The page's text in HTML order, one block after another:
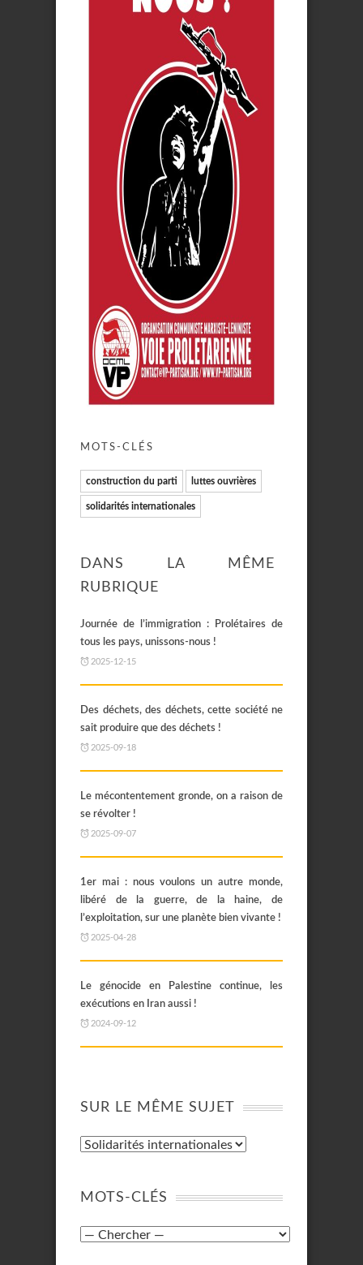
MOTS-CLÉS
construction du parti luttes ouvrières
solidarités internationales
DANS LA MÊME
RUBRIQUE
Journée de l’immigration : Prolétaires de
tous les pays, unissons-nous !
2025-12-15
Des déchets, des déchets, cette société ne
sait produire que des déchets !
2025-09-18
Le mécontentement gronde, on a raison de
se révolter !
2025-09-07
1er mai : nous voulons un autre monde,
libéré de la guerre, de la haine, de
l’exploitation, sur une planète bien vivante !
2025-04-28
Le génocide en Palestine continue, les
exécutions en Iran aussi !
2024-09-12
SUR LE MÊME SUJET
MOTS-CLÉS